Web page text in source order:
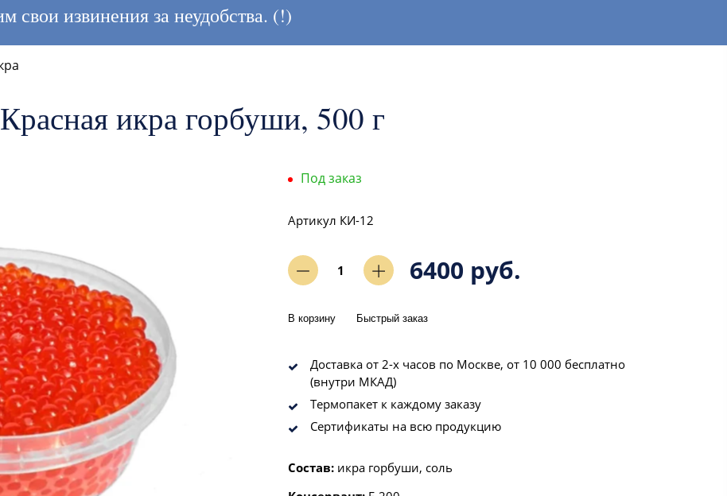
извинения за неудобства. (!)
Красная икра горбуши, 500 г
Под заказ
Артикул КИ-12
6400 руб.
В корзину Быстрый заказ
Доставка от 2-х часов по Москве, от 10 000 бесплатно
(внутри МКАД)
Термопакет к каждому заказу
Сертификаты на всю продукцию
Состав: икра горбуши, соль